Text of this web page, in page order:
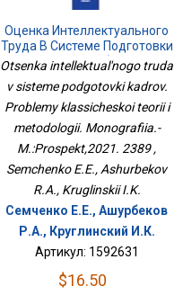
Оценка Интеллектуального
Труда В Системе Подготовки
Кадров. Проблемы
Классической Теории И
Методологии. Монография.-
М.:Проспект,2021. 2389
Otsenka intellektual'nogo truda
v sisteme podgotovki kadrov.
Problemy klassicheskoi teorii i
metodologii. Monografiia.-
M.:Prospekt,2021. 2389 ,
Semchenko E.E., Ashurbekov
R.A., Kruglinskii I.K.
Семченко Е.Е., Ашурбеков
Р.А., Круглинский И.К.
Артикул: 1592631
$16.50